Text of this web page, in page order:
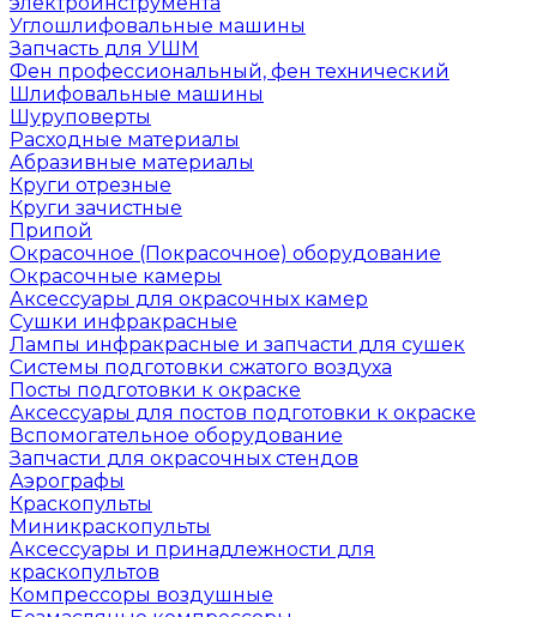
Углошлифовальные машины
Запчасть для УШМ
Фен профессиональный, фен технический
Шлифовальные машины
Шуруповерты
Расходные материалы
Абразивные материалы
Круги отрезные
Круги зачистные
Припой
Окрасочное (Покрасочное) оборудование
Окрасочные камеры
Аксессуары для окрасочных камер
Сушки инфракрасные
Лампы инфракрасные и запчасти для сушек
Системы подготовки сжатого воздуха
Посты подготовки к окраске
Аксессуары для постов подготовки к окраске
Вспомогательное оборудование
Запчасти для окрасочных стендов
Аэрографы
Краскопульты
Миникраскопульты
Аксессуары и принадлежности для
краскопультов
Компрессоры воздушные